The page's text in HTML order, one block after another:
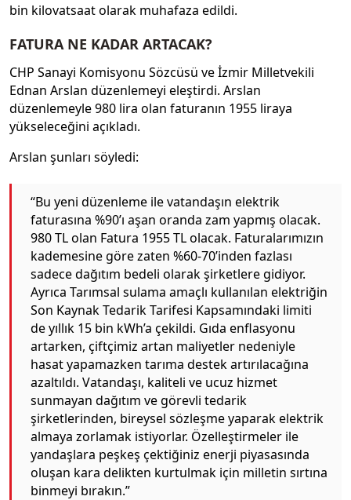
bin kilovatsaat olarak muhafaza edildi.
FATURA NE KADAR ARTACAK?
CHP Sanayi Komisyonu Sözcüsü ve İzmir Milletvekili
Ednan Arslan düzenlemeyi eleştirdi. Arslan
düzenlemeyle 980 lira olan faturanın 1955 liraya
yükseleceğini açıkladı.
Arslan şunları söyledi:
“Bu yeni düzenleme ile vatandaşın elektrik
faturasına %90’ı aşan oranda zam yapmış olacak.
980 TL olan Fatura 1955 TL olacak. Faturalarımızın
kademesine göre zaten %60-70’inden fazlası
sadece dağıtım bedeli olarak şirketlere gidiyor.
Ayrıca Tarımsal sulama amaçlı kullanılan elektriğin
Son Kaynak Tedarik Tarifesi Kapsamındaki limiti
de yıllık 15 bin kWh’a çekildi. Gıda enflasyonu
artarken, çiftçimiz artan maliyetler nedeniyle
hasat yapamazken tarıma destek artırılacağına
azaltıldı. Vatandaşı, kaliteli ve ucuz hizmet
sunmayan dağıtım ve görevli tedarik
şirketlerinden, bireysel sözleşme yaparak elektrik
almaya zorlamak istiyorlar. Özelleştirmeler ile
yandaşlara peşkeş çektiğiniz enerji piyasasında
oluşan kara delikten kurtulmak için milletin sırtına
binmeyi bırakın.”